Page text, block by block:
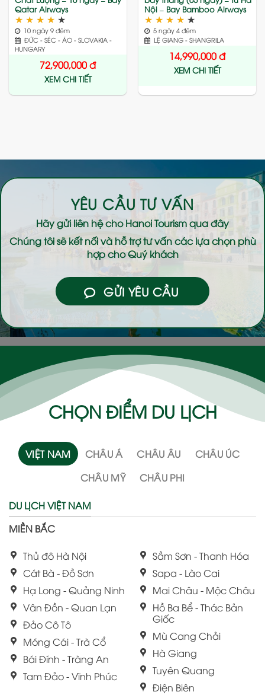
Qatar Airways
★ ★ ★ ★ ★
10 ngày 9 đêm
ĐỨC - SÉC - ÁO - SLOVAKIA -
HUNGARY
72,900,000đ
XEM CHI TIẾT
Nội – Bay Bamboo Airways
★ ★ ★ ★ ★
5 ngày 4 đêm
LỆ GIANG - SHANGRILA
14,990,000đ
XEM CHI TIẾT
YÊU CẦU TƯ VẤN
Hãy gửi liên hệ choHanoi Tourismqua đây
Chúng tôi sẽ kết nối và hỗ trợ tư vấn các lựa chọn phù
hợp cho Quý khách
GỬI YÊU CẦU
CHỌN ĐIỂM DU LỊCH
VIỆT NAM CHÂU Á CHÂU ÂU
CHÂU ÚC
CHÂU MỸ
CHÂU PHI
DU LỊCH VIỆT NAM
MIỀN BẮC
Thủ đô Hà Nội
Cát Bà - Đồ Sơn
Hạ Long - Quảng Ninh
Vân Đồn - Quan Lạn
Đảo Cô Tô
Móng Cái - Trà Cổ
Bái Đính - Tràng An
Tam Đảo - Vĩnh Phúc
Sầm Sơn - Thanh Hóa
Sapa - Lào Cai
Mai Châu - Mộc Châu
Hồ Ba Bể - Thác Bản
Giốc
Mù Cang Chải
Hà Giang
Tuyên Quang
Điện Biên